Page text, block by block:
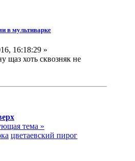
в мультиварке
16:18:29 »
щаз хоть сквозняк не
тема »
цветаевский пирог